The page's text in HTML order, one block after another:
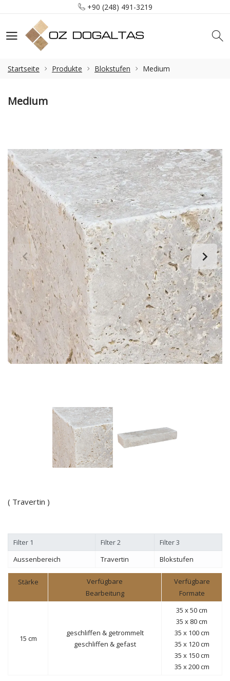
+90 (248) 491-3219
Tefenni / Burdur / Türkiye
info@ozdogaltas.net
Startseite Produkte Blokstufen Medium
Medium
( Travertin )
Filter 1 Filter 2
Filter 3
Aussenbereich
Travertin Blokstufen
Stärke
Verfügbare
Bearbeitung
Verfügbare
Formate
15 cm
geschliffen & getrommelt
geschliffen & gefast
35 x 50 cm
35 x 80 cm
35 x 100 cm
35 x 120 cm
35 x 150 cm
35 x 200 cm